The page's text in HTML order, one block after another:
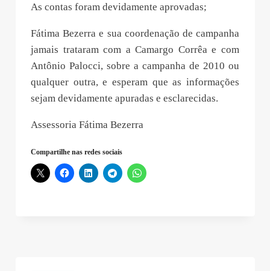
As contas foram devidamente aprovadas;
Fátima Bezerra e sua coordenação de campanha
jamais trataram com a Camargo Corrêa e com
Antônio Palocci, sobre a campanha de 2010 ou
qualquer outra, e esperam que as informações
sejam devidamente apuradas e esclarecidas.
Assessoria Fátima Bezerra
Compartilhe nas redes sociais